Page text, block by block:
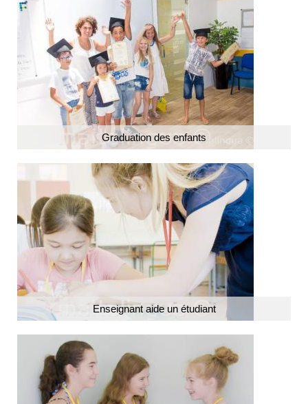
Graduation des enfants
Enseignant aide un étudiant